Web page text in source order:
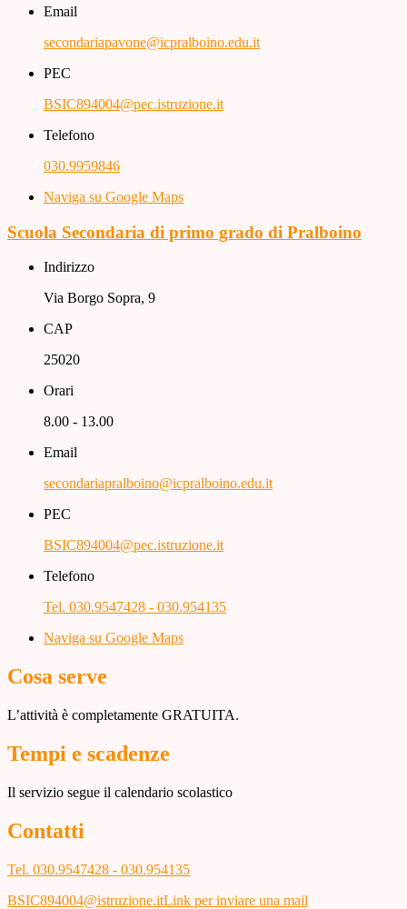
Email
secondariapavone@icpralboino.edu.it
PEC
BSIC894004@pec.istruzione.it
Telefono
030.9959846
Naviga su Google Maps
Scuola Secondaria di primo grado di Pralboino
Indirizzo
Via Borgo Sopra, 9
CAP
25020
Orari
8.00 - 13.00
Email
secondariapralboino@icpralboino.edu.it
PEC
BSIC894004@pec.istruzione.it
Telefono
Tel. 030.9547428 - 030.954135
Naviga su Google Maps
Cosa serve
L’attività è completamente GRATUITA.
Tempi e scadenze
Il servizio segue il calendario scolastico
Contatti
Tel. 030.9547428 - 030.954135
BSIC894004@istruzione.itLink per inviare una mail